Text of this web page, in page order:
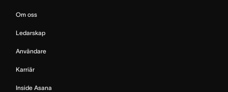
Om oss
Ledarskap
Användare
Karriär
Inside Asana